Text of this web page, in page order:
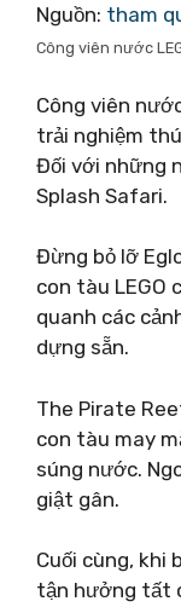
Nguồn: tham
Công viên nước
Công viên
trải nghiệm
Đối với những
Splash Safari.
Đừng bỏ lỡ
con tàu LEGO
quanh các
dựng sẵn.
The Pirate
con tàu may
súng nước.
giật gân.
Cuối cùng, khi
tận hưởng tất